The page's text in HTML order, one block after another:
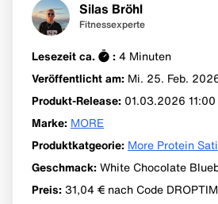
Silas Bröhl
Fitnessexperte
Lesezeit ca. : 4 Minuten
Veröffentlicht am: Mi. 25. Feb.
Produkt-Release: 01.03.2026 11:00
Marke: MORE
Produktkatgeorie: More Protein
Geschmack: White Chocolate
Preis: 31,04 € nach Code